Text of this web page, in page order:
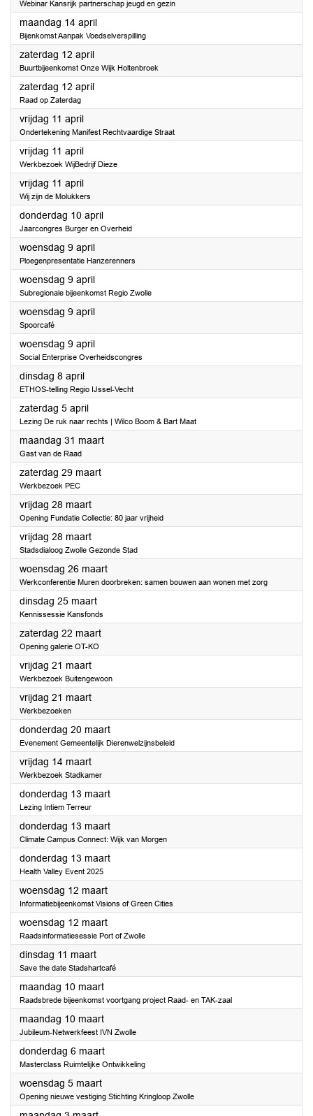
Webinar Kansrijk partnerschap jeugd en gezin
maandag 14 april2025
Bijenkomst Aanpak Voedselverspilling
zaterdag 12 april2025
Buurtbijeenkomst Onze Wijk Holtenbroek
zaterdag 12 april2025
Raad op Zaterdag
vrijdag 11 april2025
Ondertekening Manifest Rechtvaardige Straat
vrijdag 11 april2025
Werkbezoek WijBedrijf Dieze
vrijdag 11 april2025
Wij zijn de Molukkers
donderdag 10 april2025
Jaarcongres Burger en Overheid
woensdag 9 april2025
Ploegenpresentatie Hanzerenners
woensdag 9 april2025
Subregionale bijeenkomst Regio Zwolle
woensdag 9 april2025
Spoorcafé
woensdag 9 april2025
Social Enterprise Overheidscongres
dinsdag 8 april2025
ETHOS-telling Regio IJssel-Vecht
zaterdag 5 april2025
Lezing De ruk naar rechts | Wilco Boom & Bart Maat
maandag 31 maart2025
Gast van de Raad
zaterdag 29 maart2025
Werkbezoek PEC
vrijdag 28 maart2025
Opening Fundatie Collectie: 80 jaar vrijheid
vrijdag 28 maart2025
Stadsdialoog Zwolle Gezonde Stad
woensdag 26 maart2025
Werkconferentie Muren doorbreken: samen bouwen aan wonen met zorg
dinsdag 25 maart2025
Kennissessie Kansfonds
zaterdag 22 maart2025
Opening galerie OT-KO
vrijdag 21 maart2025
Werkbezoek Buitengewoon
vrijdag 21 maart2025
Werkbezoeken
donderdag 20 maart2025
Evenement Gemeentelijk Dierenwelzijnsbeleid
vrijdag 14 maart2025
Werkbezoek Stadkamer
donderdag 13 maart2025
Lezing Intiem Terreur
donderdag 13 maart2025
Climate Campus Connect: Wijk van Morgen
donderdag 13 maart2025
Health Valley Event 2025
woensdag 12 maart2025
Informatiebijeenkomst Visions of Green Cities
woensdag 12 maart2025
Raadsinformatiesessie Port of Zwolle
dinsdag 11 maart2025
Save the date Stadshartcafé
maandag 10 maart2025
Raadsbrede bijeenkomst voortgang project Raad- en TAK-zaal
maandag 10 maart2025
Jubileum-Netwerkfeest IVN Zwolle
donderdag 6 maart2025
Masterclass Ruimtelijke Ontwikkeling
woensdag 5 maart2025
Opening nieuwe vestiging Stichting Kringloop Zwolle